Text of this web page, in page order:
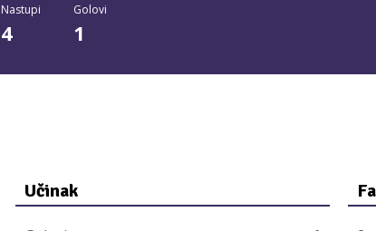
Nastupi Golovi
4 1
Učinak